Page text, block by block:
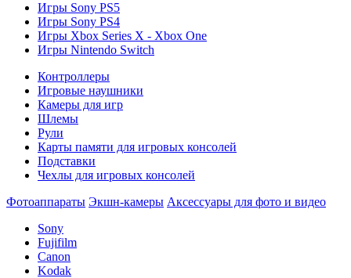
Игры Sony PS5
Игры Sony PS4
Игры Xbox Series X - Xbox One
Игры Nintendo Switch
Контроллеры
Игровые наушники
Камеры для игр
Шлемы
Рули
Карты памяти для игровых консолей
Подставки
Чехлы для игровых консолей
Фотоаппараты Экшн-камеры Аксессуары для фото и видео
Sony
Fujifilm
Canon
Kodak